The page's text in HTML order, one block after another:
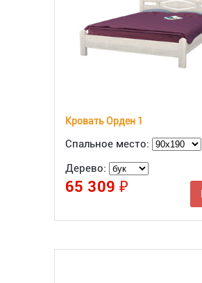
Кровать Орден 1
Спальное место:
Дерево:
65 309 ₽